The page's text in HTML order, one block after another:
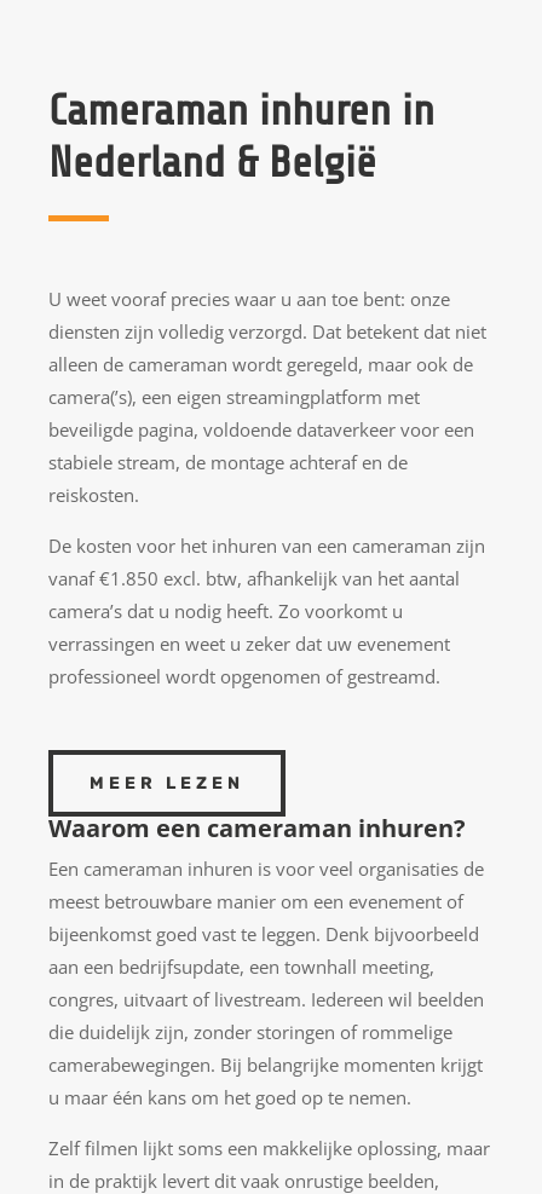
Cameraman inhuren in
Nederland & België
U weet vooraf precies waar u aan toe bent: onze
diensten zijn volledig verzorgd. Dat betekent dat niet
alleen de cameraman wordt geregeld, maar ook de
camera(’s), een eigen streamingplatform met
beveiligde pagina, voldoende dataverkeer voor een
stabiele stream, de montage achteraf en de
reiskosten.
De kosten voor het inhuren van een cameraman zijn
vanaf €1.850 excl. btw, afhankelijk van het aantal
camera’s dat u nodig heeft. Zo voorkomt u
verrassingen en weet u zeker dat uw evenement
professioneel wordt opgenomen of gestreamd.
MEER LEZEN
Waarom een cameraman inhuren?
Een cameraman inhuren is voor veel organisaties de
meest betrouwbare manier om een evenement of
bijeenkomst goed vast te leggen. Denk bijvoorbeeld
aan een bedrijfsupdate, een townhall meeting,
congres, uitvaart of livestream. Iedereen wil beelden
die duidelijk zijn, zonder storingen of rommelige
camerabewegingen. Bij belangrijke momenten krijgt
u maar één kans om het goed op te nemen.
Zelf filmen lijkt soms een makkelijke oplossing, maar
in de praktijk levert dit vaak onrustige beelden,